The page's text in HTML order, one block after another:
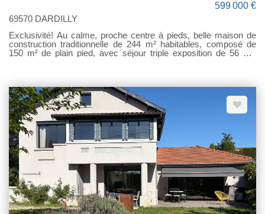
599 000 €
69570 DARDILLY
Exclusivité! Au calme, proche centre à pieds, belle maison de
construction traditionnelle de 244 m² habitables, composé de
150 m² de plain pied, avec séjour triple exposition de 56 m²,
électrique, climatisation. Terrain arboré de 1369 m² agrémenté
d'une piscine . Travaux à prévoir, fort potentiel, emplacement de
choix. DPE D Contact: Sélection immobilier Dardilly au
04/78/35/07/63 ou 06/36/36/81/38 Consultez l"ensemble de nos
offres sur www.selection-immobilier.com « Les informations sur
les risques auxquels ce bien est exposé sont disponibles sur le
site Géorisques : www.georisques.gouv.fr ».